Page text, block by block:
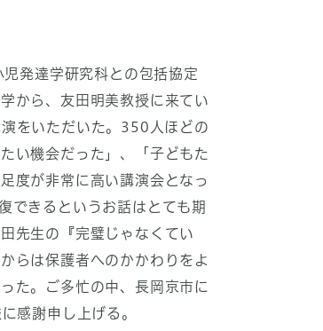
発達学研究科との包括協定
から、友田明美教授に来てい
をいただいた。350人ほどの
い機会だった」、「子どもた
度が非常に高い講演会となっ
できるというお話はとても期
先生の『完璧じゃなくてい
らは保護者へのかかわりをよ
た。ご多忙の中、長岡京市に
感謝申し上げる。